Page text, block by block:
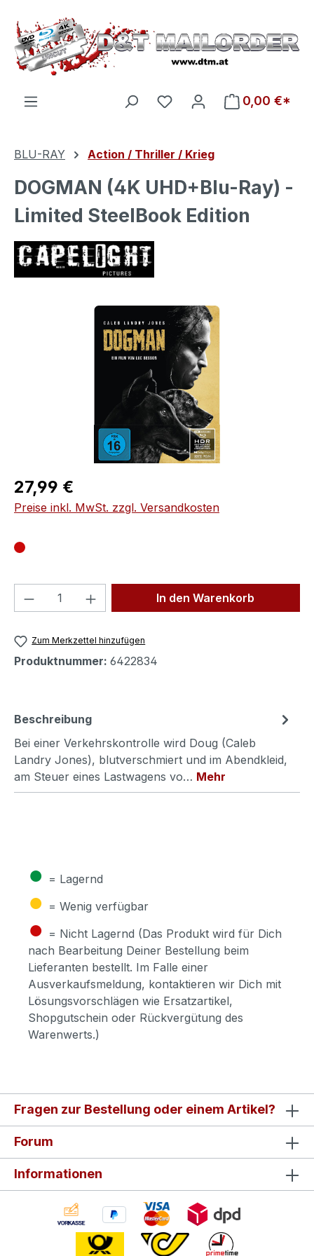
Zum Hauptinhalt springen
Du hast 0 Produkte auf
0,00 €*
BLU-RAY Action / Thriller / Krieg
DOGMAN (4K UHD+Blu-Ray) -
Limited SteelBook Edition
Bildergalerie überspringen
Regulärer Preis:
27,99 €
Preise inkl. MwSt. zzgl. Versandkosten
Produkt Anzahl: Gib denIn den Warenkorb
Zum Merkzettel hinzufügen
Produktnummer: 6422834
Beschreibung
Bei einer Verkehrskontrolle wird Doug (Caleb
Landry Jones), blutverschmiert und im Abendkleid,
am Steuer eines Lastwagens vo… Mehr
● = Lagernd
● = Wenig verfügbar
● = Nicht Lagernd (Das Produkt wird für Dich
nach Bearbeitung Deiner Bestellung beim
Lieferanten bestellt. Im Falle einer
Ausverkaufsmeldung, kontaktieren wir Dich mit
Lösungsvorschlägen wie Ersatzartikel,
Shopgutschein oder Rückvergütung des
Warenwerts.)
Fragen zur Bestellung oder einem Artikel?
Forum
Informationen